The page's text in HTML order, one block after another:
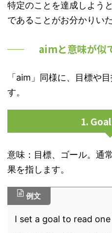
特定のことを達成しよう
であることがお分かりい
aimと意味が似
「aim」同様に、目標や
す。
1.
意味：目標、ゴール。通
果を指します。
例文
I set a goal to read